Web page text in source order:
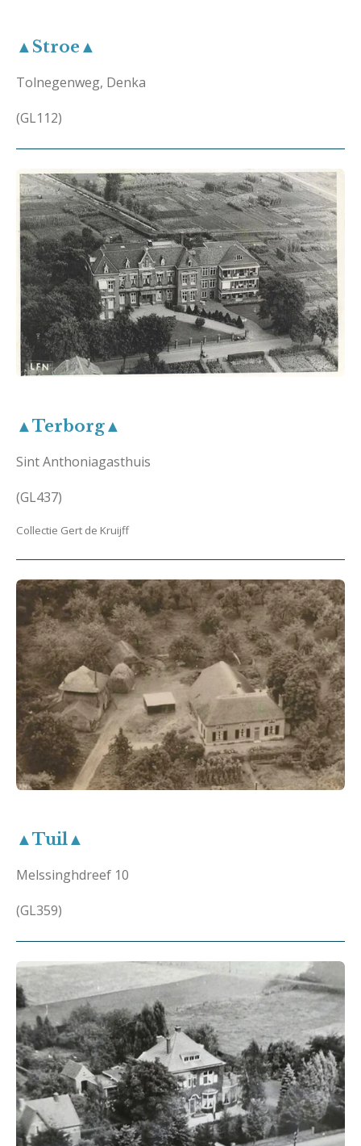
▲Stroe▲
Tolnegenweg, Denka
(GL112)
▲Terborg▲
Sint Anthoniagasthuis
(GL437)
Collectie Gert de Kruijff
▲Tuil▲
Melssinghdreef 10
(GL359)